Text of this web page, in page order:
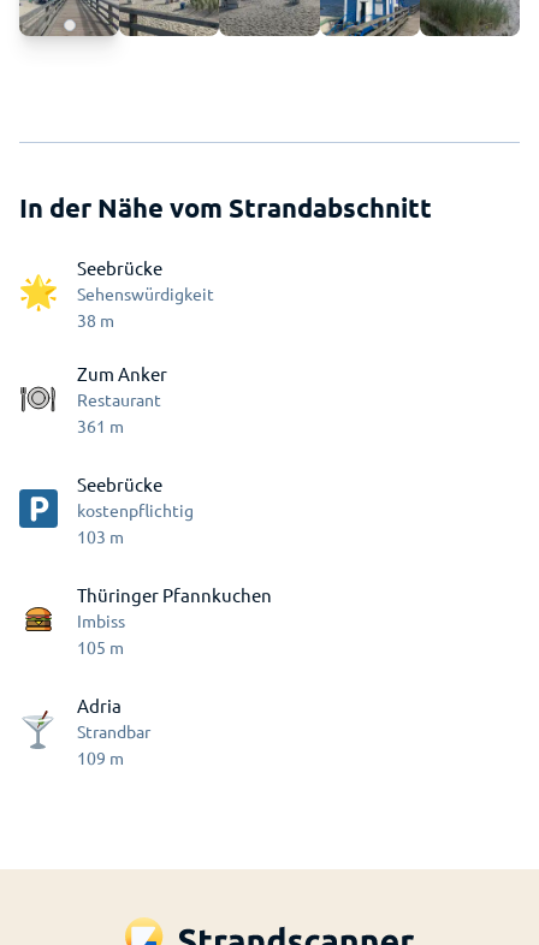
In der Nähe vom Strandabschnitt
Seebrücke
Sehenswürdigkeit
38 m
Zum Anker
Restaurant
361 m
Seebrücke
kostenpflichtig
103 m
Thüringer Pfannkuchen
Imbiss
105 m
Adria
Strandbar
109 m